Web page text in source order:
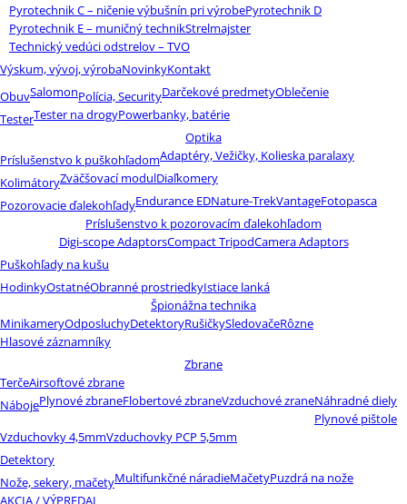
Pyrotechnik C – ničenie výbušnín pri výrobePyrotechnik D
Pyrotechnik E – muničný technikStrelmajster
Technický vedúci odstrelov – TVO
Výskum, vývoj, výrobaNovinkyKontakt
ObuvSalomonPolícia, SecurityDarčekové predmetyOblečenie
TesterTester na drogyPowerbanky, batérie
Optika
Príslušenstvo k puškohľadomAdaptéry, Vežičky, Kolieska paralaxy
KolimátoryZväčšovací modulDiaľkomery
Pozorovacie ďalekohľadyEndurance EDNature-TrekVantageFotopasca
Príslušenstvo k pozorovacím ďalekohľadom
Digi-scope AdaptorsCompact TripodCamera Adaptors
Puškohľady na kušu
HodinkyOstatnéObranné prostriedkyIstiace lanká
Špionážna technika
MinikameryOdposluchyDetektoryRušičkySledovačeRôzne
Hlasové záznamníky
Zbrane
TerčeAirsoftové zbrane
NábojePlynové zbraneFlobertové zbraneVzduchové zraneNáhradné diely
Plynové pištole
Vzduchovky 4,5mmVzduchovky PCP 5,5mm
Detektory
Nože, sekery, mačetyMultifunkčné náradieMačetyPuzdrá na nože
AKCIA / VÝPREDAJ